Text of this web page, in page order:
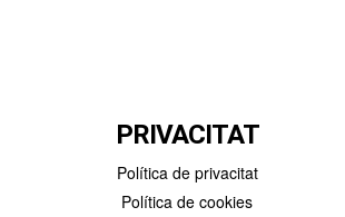
PRIVACITAT
Política de privacitat
Política de cookies